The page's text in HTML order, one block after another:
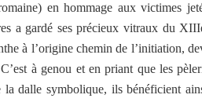
en hommage aux victimes
a gardé ses précieux vitraux du
à l’origine chemin de l’initiation,
à genou et en priant que les
la dalle symbolique, ils bénéficient